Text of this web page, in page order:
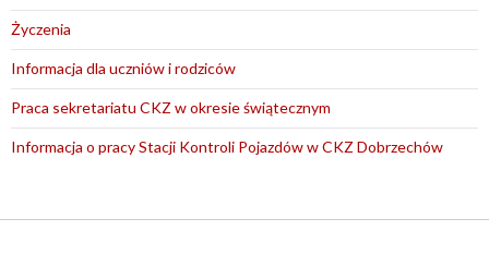
Życzenia
Informacja dla uczniów i rodziców
Praca sekretariatu CKZ w okresie świątecznym
Informacja o pracy Stacji Kontroli Pojazdów w CKZ Dobrzechów